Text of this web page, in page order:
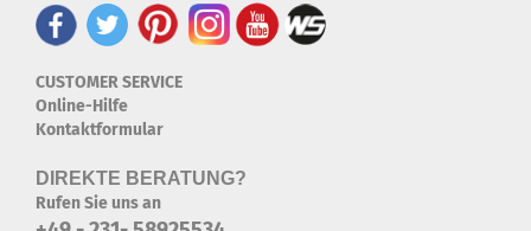
CUSTOMER SERVICE
Online-Hilfe
Kontaktformular
DIREKTE BERATUNG?
Rufen Sie uns an